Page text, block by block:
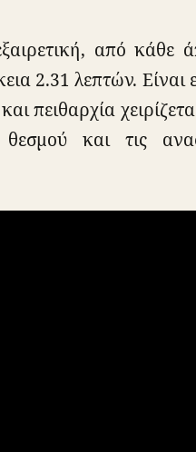
από κάθε
2.31 λεπτών.
πειθαρχία
και τις